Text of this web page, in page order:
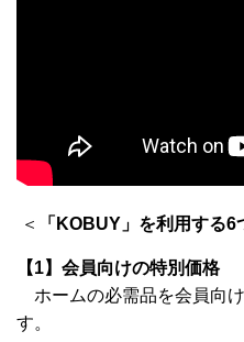
＜ 「KOBUY」を利用する6
【1】会員向けの特別価格
ホームの必需品を会員向
す。